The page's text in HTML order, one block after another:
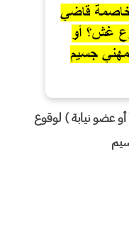
عضو نيابة ) لوقوع